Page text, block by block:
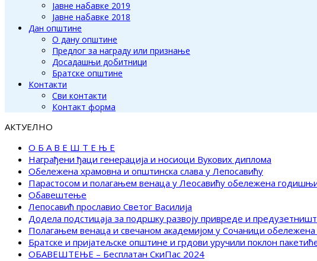
Јавне набавке 2019
Јавне набавке 2018
Дан општине
О дану општине
Предлог за награду или признање
Досадашњи добитници
Братске општине
Контакти
Сви контакти
Контакт форма
АКТУЕЛНО
О Б А В Е Ш Т Е Њ Е
Награђени ђаци генерација и носиоци Вукових диплома
Обележена храмовна и општинска слава у Лепосавићу
Парастосом и полагањем венаца у Леосавићу обележена
Обавештење
Лепосавић прославио Светог Василија
Додела подстицаја за подршку развоју привреде и
Полагањем венаца и свечаном академијом у Сочаници
Братске и пријатељске општине и грдови уручили поклон
ОБАВЕШТЕЊЕ – Бесплатан СкиПас 2024